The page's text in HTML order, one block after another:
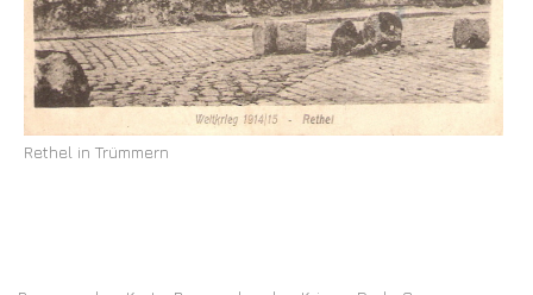
Rethel in Trümmern